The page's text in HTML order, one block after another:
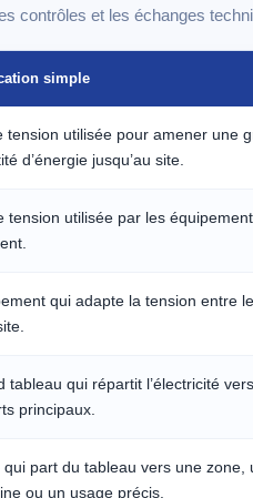
contrôles et les échanges
simple
tension utilisée pour amener une
d’énergie jusqu’au site.
tension utilisée par les
qui adapte la tension entre
tableau qui répartit l’électricité
principaux.
qui part du tableau vers une zone,
ou un usage précis.